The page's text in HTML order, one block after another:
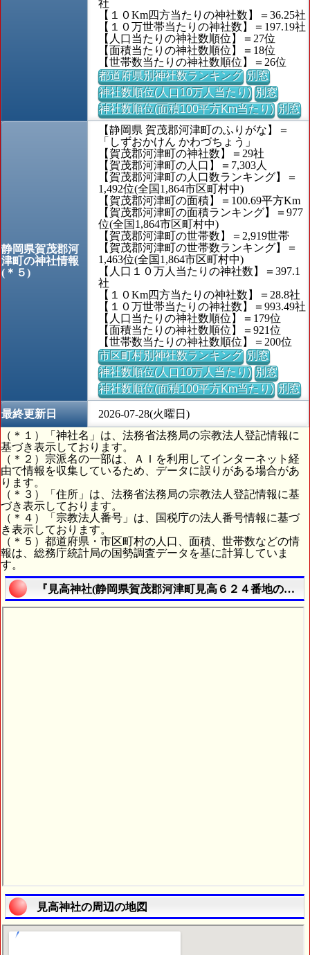
社
【１０Km四方当たりの神社数】＝36.25社
【１０万世帯当たりの神社数】＝197.19社
【人口当たりの神社数順位】＝27位
【面積当たりの神社数順位】＝18位
【世帯数当たりの神社数順位】＝26位
都道府県別神社数ランキング 別窓
神社数順位(人口10万人当たり) 別窓
神社数順位(面積100平方Km当たり) 別窓
静岡県賀茂郡河
津町の神社情報
(＊５)
【静岡県 賀茂郡河津町のふりがな】＝
「しずおかけん かわづちょう」
【賀茂郡河津町の神社数】＝29社
【賀茂郡河津町の人口】＝7,303人
【賀茂郡河津町の人口数ランキング】＝
1,492位(全国1,864市区町村中)
【賀茂郡河津町の面積】＝100.69平方Km
【賀茂郡河津町の面積ランキング】＝977
位(全国1,864市区町村中)
【賀茂郡河津町の世帯数】＝2,919世帯
【賀茂郡河津町の世帯数ランキング】＝
1,463位(全国1,864市区町村中)
【人口１０万人当たりの神社数】＝397.1
社
【１０Km四方当たりの神社数】＝28.8社
【１０万世帯当たりの神社数】＝993.49社
【人口当たりの神社数順位】＝179位
【面積当たりの神社数順位】＝921位
【世帯数当たりの神社数順位】＝200位
市区町村別神社数ランキング 別窓
神社数順位(人口10万人当たり) 別窓
神社数順位(面積100平方Km当たり) 別窓
最終更新日
2026-07-28(火曜日)
（＊１）「神社名」は、法務省法務局の宗教法人登記情報に
基づき表示しております。
（＊２）宗派名の一部は、ＡＩを利用してインターネット経
由で情報を収集しているため、データに誤りがある場合があ
ります。
（＊３）「住所」は、法務省法務局の宗教法人登記情報に基
づき表示しております。
（＊４）「宗教法人番号」は、国税庁の法人番号情報に基づ
き表示しております。
（＊５）都道府県・市区町村の人口、面積、世帯数などの情
報は、総務庁統計局の国勢調査データを基に計算していま
す。
『見高神社(静岡県賀茂郡河津町見高６２４番地の１)
見高神社の周辺の地図